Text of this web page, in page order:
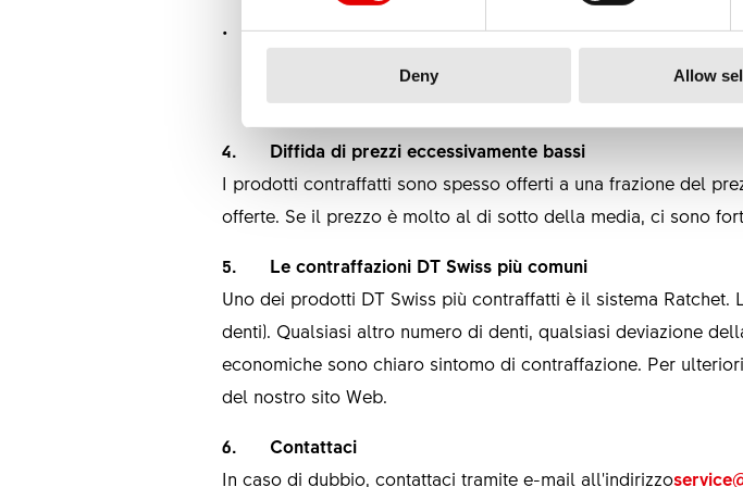
Deny Allow
Controllare il numero di registro commerciale
4. Diffida di prezzi eccessivamente bassi
I prodotti contraffatti sono spesso offerti a una frazione del
offerte. Se il prezzo è molto al di sotto della media, ci sono
5. Le contraffazioni DT Swiss più comuni
Uno dei prodotti DT Swiss più contraffatti è il sistema Ratchet.
denti). Qualsiasi altro numero di denti, qualsiasi deviazione
economiche sono chiaro sintomo di contraffazione. Per
del nostro sito Web.
6. Contattaci
In caso di dubbio, contattaci tramite e-mail all'indirizzo